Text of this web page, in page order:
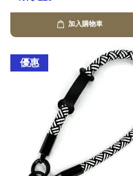
加入購物車
優惠